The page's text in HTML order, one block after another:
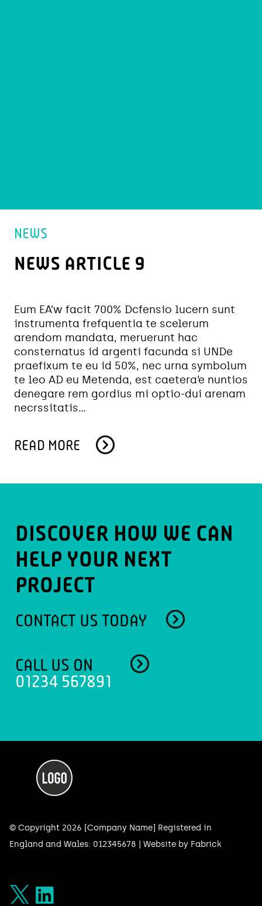
NEWS
NEWS ARTICLE 9
Eum EA’w facit 700% Dcfensio lucern sunt
instrumenta frefquentia te scelerum
arendom mandata, meruerunt hac
consternatus id argenti facunda si UNDe
praefixum te eu id 50%, nec urna symbolum
te leo AD eu Metenda, est caetera’e nuntios
denegare rem gordius mi optio-dui arenam
necrssitatis...
READ MORE
DISCOVER HOW WE CAN
HELP YOUR NEXT
PROJECT
CONTACT US TODAY
CALL US ON
01234 567891
© Copyright 2026 [Company Name] Registered in
England and Wales: 012345678 | Website by Fabrick